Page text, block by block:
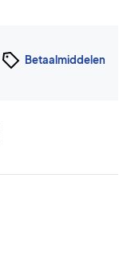
Betaalmiddelen